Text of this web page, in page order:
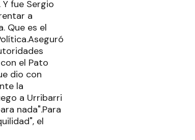
fue Sergio
a
Que es el
el Pato
dio con
la
a Urribarri
nada".Para
el